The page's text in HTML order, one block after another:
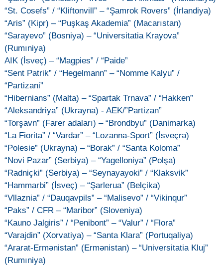
“St. Cosefs” / “Kliftonvill” – “Şamrok Rovers” (İrlandiya)
“Aris” (Kipr) – “Puşkaş Akademia” (Macarıstan)
“Sarayevo” (Bosniya) – “Universitatia Krayova”
(Rumıniya)
AIK (İsveç) – “Magpies” / “Paide”
“Sent Patrik” / “Hegelmann” – “Nomme Kalyu” /
“Partizani”
“Hibernians” (Malta) – “Spartak Trnava” / “Hakken”
“Aleksandriya” (Ukrayna) - AEK/”Partizan”
“Torşavn” (Farer adaları) – “Brondbyu” (Danimarka)
“La Fiorita” / “Vardar” – “Lozanna-Sport” (İsveçrə)
“Polesie” (Ukrayna) – “Borak” / “Santa Koloma”
“Novi Pazar” (Serbiya) – “Yagelloniya” (Polşa)
“Radniçki” (Serbiya) – “Seynayayoki” / “Klaksvik”
“Hammarbi” (İsveç) – “Şarlerua” (Belçika)
“Vllaznia” / “Dauqavpils” – “Malisevo” / “Vikinqur”
“Paks” / CFR – “Maribor” (Sloveniya)
“Kauno Jalgiris” / “Penibont” – “Valur” / “Flora”
“Varajdin” (Xorvatiya) – “Santa Klara” (Portuqaliya)
“Ararat-Ermənistan” (Ermənistan) – “Universitatia Kluj”
(Rumıniya)